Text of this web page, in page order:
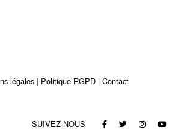
légales Politique RGPD Contact
SUIVEZ-NOUS